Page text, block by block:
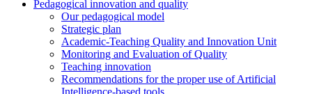
Pedagogical innovation and quality
Our pedagogical model
Strategic plan
Academic-Teaching Quality and Innovation Unit
Monitoring and Evaluation of Quality
Teaching innovation
Recommendations for the proper use of Artificial
Intelligence-based tools